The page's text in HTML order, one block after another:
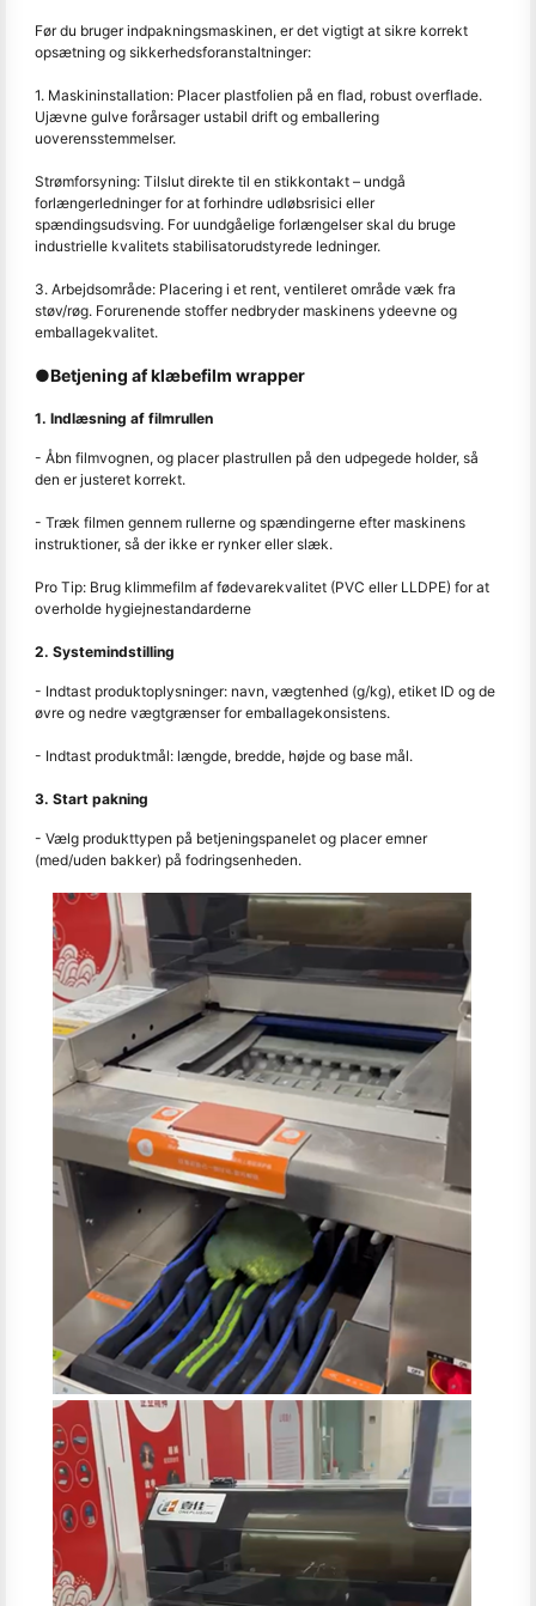
Før du bruger indpakningsmaskinen, er det vigtigt at sikre korrekt
opsætning og sikkerhedsforanstaltninger:
1. Maskininstallation: Placer plastfolien på en flad, robust overflade.
Ujævne gulve forårsager ustabil drift og emballering
uoverensstemmelser.
Strømforsyning: Tilslut direkte til en stikkontakt – undgå
forlængerledninger for at forhindre udløbsrisici eller
spændingsudsving. For uundgåelige forlængelser skal du bruge
industrielle kvalitets stabilisatorudstyrede ledninger.
3. Arbejdsområde: Placering i et rent, ventileret område væk fra
støv/røg. Forurenende stoffer nedbryder maskinens ydeevne og
emballagekvalitet.
●Betjening af klæbefilm wrapper
1. Indlæsning af filmrullen
- Åbn filmvognen, og placer plastrullen på den udpegede holder, så
den er justeret korrekt.
- Træk filmen gennem rullerne og spændingerne efter maskinens
instruktioner, så der ikke er rynker eller slæk.
Pro Tip: Brug klimmefilm af fødevarekvalitet (PVC eller LLDPE) for at
overholde hygiejnestandarderne
2. Systemindstilling
- Indtast produktoplysninger: navn, vægtenhed (g/kg), etiket ID og de
øvre og nedre vægtgrænser for emballagekonsistens.
- Indtast produktmål: længde, bredde, højde og base mål.
3. Start pakning
- Vælg produkttypen på betjeningspanelet og placer emner
(med/uden bakker) på fodringsenheden.